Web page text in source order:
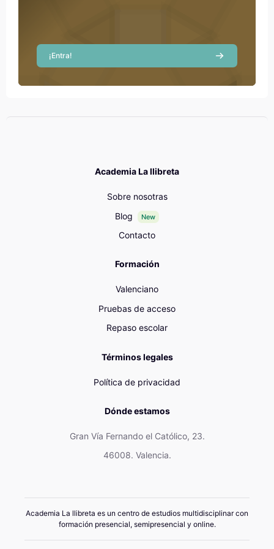
¡Entra!
Academia La llibreta
Sobre nosotras
Blog
New
Contacto
Formación
Valenciano
Pruebas de acceso
Repaso escolar
Términos legales
Política de privacidad
Dónde estamos
Gran Vía Fernando el Católico, 23.
46008. Valencia.
Academia La llibreta es un centro de estudios multidisciplinar con
formación presencial, semipresencial y online.